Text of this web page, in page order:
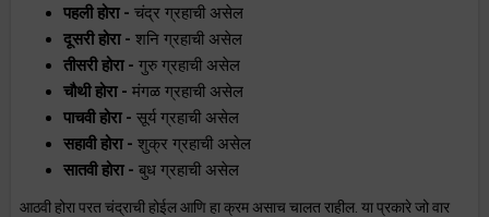
पहली होरा - चंद्र ग्रहाची असेल
दूसरी होरा - शनि ग्रहाची असेल
तीसरी होरा - गुरु ग्रहाची असेल
चौथी होरा - मंगळ ग्रहाची असेल
पाचवी होरा - सूर्य ग्रहाची असेल
सहावी होरा - शुक्र ग्रहाची असेल
सातवी होरा - बुध ग्रहाची असेल
आठवी होरा परत चंद्राची होईल आणि हा क्रम असाच चालत राहील. या प्रकारे जो वार